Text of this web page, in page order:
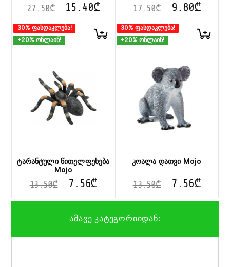
27.50₾ 15.40₾ 17.50₾ 9.80₾
30% ფასდაკლება!
+20% ონლაინ!
ტარანტული წითელფეხება
Mojo
13.50₾ 7.56₾
30% ფასდაკლება!
+20% ონლაინ!
კოალა დათვი Mojo
13.50₾ 7.56₾
ამავე კატეგორიიდან: